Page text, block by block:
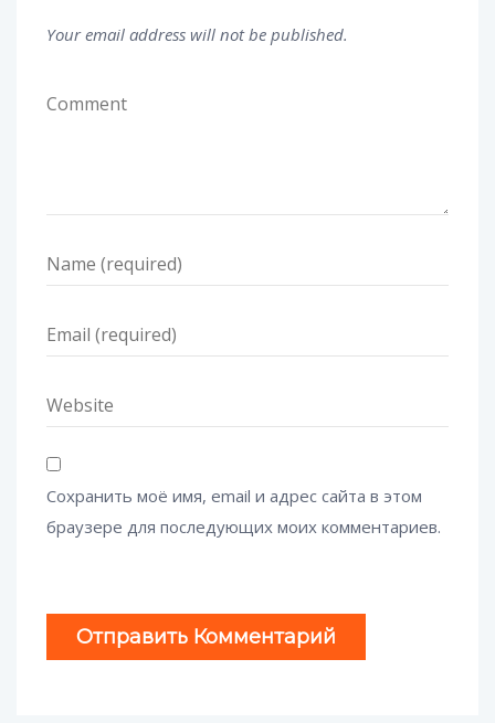
Your email address will not be published.
Сохранить моё имя, email и адрес сайта в этом
браузере для последующих моих комментариев.